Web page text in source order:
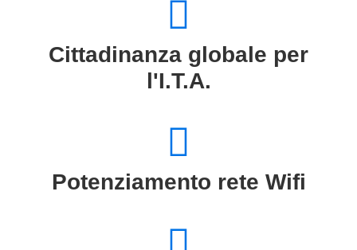
Cittadinanza globale per
l'I.T.A.
Potenziamento rete Wifi